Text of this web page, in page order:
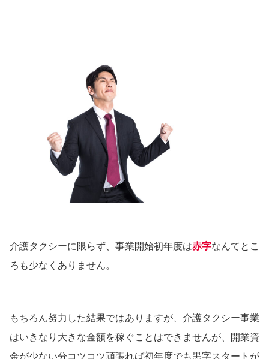
介護タクシーに限らず、事業開始初年度は赤字なんてとこ
ろも少なくありません。
もちろん努力した結果ではありますが、介護タクシー事業
はいきなり大きな金額を稼ぐことはできませんが、開業資
金が少ない分コツコツ頑張れば初年度でも黒字スタートが